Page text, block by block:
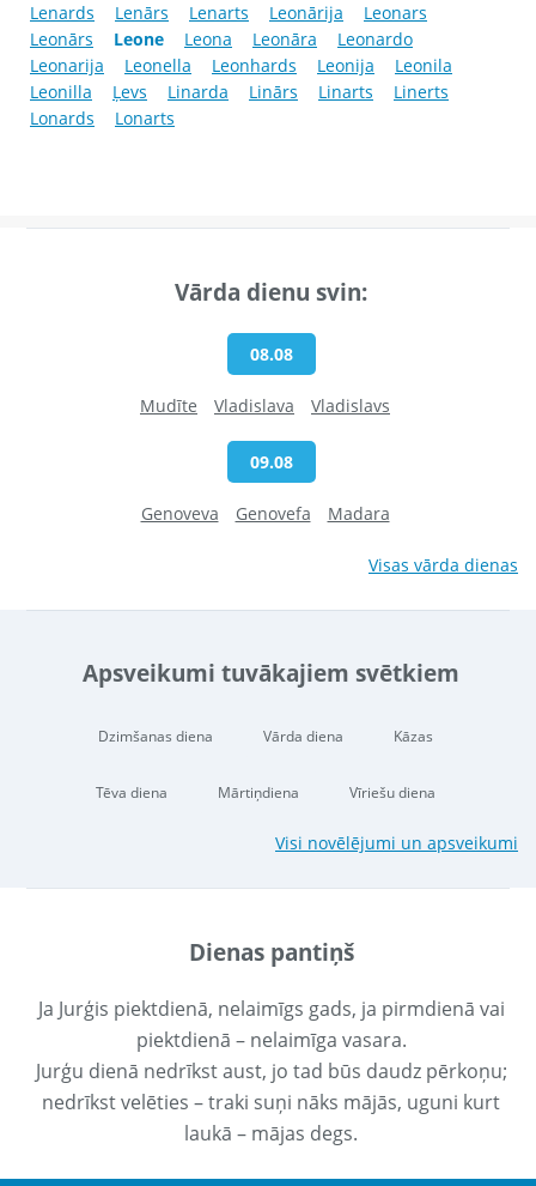
Lenards Lenārs Lenarts Leonārija
Leonars
Leonārs
Leone Leona Leonāra
Leonardo
Leonarija
Leonella Leonhards Leonija
Leonila
Leonilla
Ļevs Linarda Linārs Linarts
Linerts
Lonards
Lonarts
Vārda dienu svin:
08.08
Mudīte Vladislava Vladislavs
09.08
Genoveva Genovefa Madara
Visas vārda dienas
Apsveikumi tuvākajiem svētkiem
Dzimšanas diena Vārda diena Kāzas
Tēva diena Mārtiņdiena Vīriešu diena
Visi novēlējumi un apsveikumi
Dienas pantiņš
Ja Jurģis piektdienā, nelaimīgs gads, ja pirmdienā vai
piektdienā – nelaimīga vasara.
Jurģu dienā nedrīkst aust, jo tad būs daudz pērkoņu;
nedrīkst velēties – traki suņi nāks mājās, uguni kurt
laukā – mājas degs.